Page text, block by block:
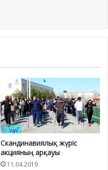
Скандинавиялық жүріс
акцияның арқауы
11.04.2019